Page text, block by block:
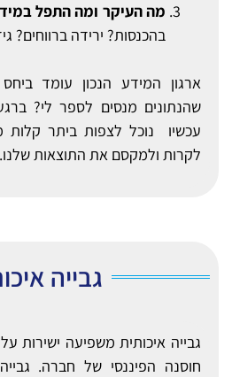
מה העיקר ומה התפל
בהכנסות? ירידה ברווחים?
ארגון המידע הנכון עומד
שהנתונים מנסים לספר לי?
עכשיו נוכל לצפות ביתר
לקרות ולמקסם את התוצאות שלנו.
גבייה
גבייה איכותית משפיעה ישירות